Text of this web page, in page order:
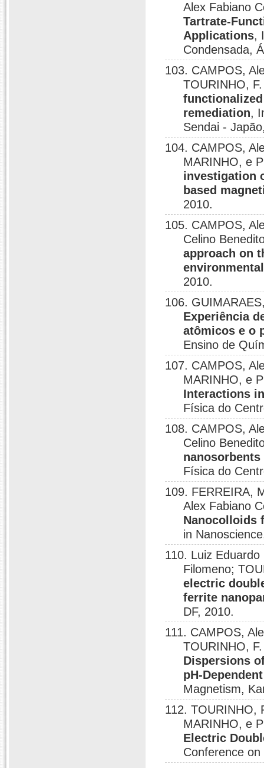
Alex Fabiano
Tartrate-
Applications,
Condensada,
103. CAMPOS,
TOURINHO,
remediation,
Sendai -
104. CAMPOS,
MARINHO, e
investigation
based
2010.
105. CAMPOS,
Celino
approach on
2010.
106.
Experiência
atômicos e o
Ensino de
107. CAMPOS,
MARINHO, e
Interactions
Física do
108. CAMPOS,
Celino
Física do
109. FERREIRA,
Alex Fabiano
Nanocolloids
in
110. Luiz
Filomeno;
electric
ferrite
DF, 2010.
111. CAMPOS,
TOURINHO,
Dispersions
pH-
Magnetism,
112. TOURINHO,
MARINHO, e
Electric
Conference